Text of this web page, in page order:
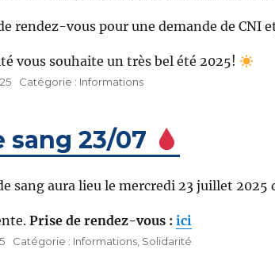
rendez-vous pour une demande de CNI
vous souhaite un très bel été 2025!
Catégories
Informations
sang 23/07
sang aura lieu le mercredi 23 juillet 2025
Prise de rendez-vous : ici
Catégories
Informations, Solidarité